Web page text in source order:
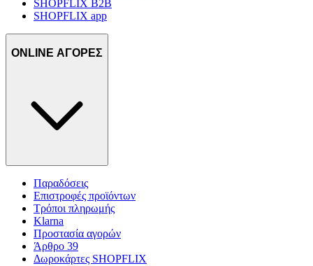
SHOPFLIX B2B
SHOPFLIX app
ONLINE ΑΓΟΡΕΣ
Παραδόσεις
Επιστροφές προϊόντων
Τρόποι πληρωμής
Klarna
Προστασία αγορών
Άρθρο 39
Δωροκάρτες SHOPFLIX